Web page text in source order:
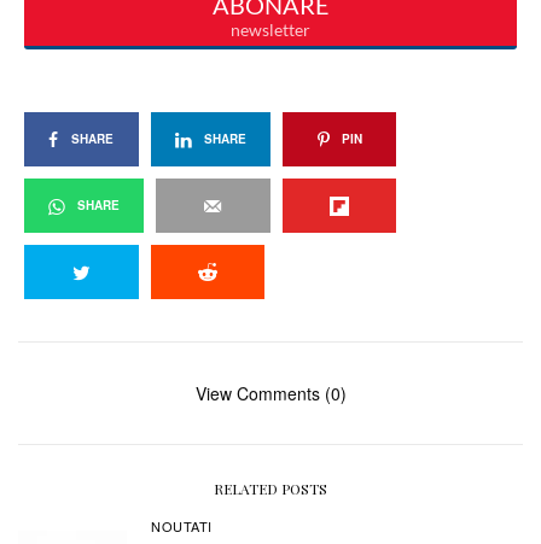
SHARE SHARE PIN
SHARE
View Comments (0)
RELATED POSTS
NOUTATI